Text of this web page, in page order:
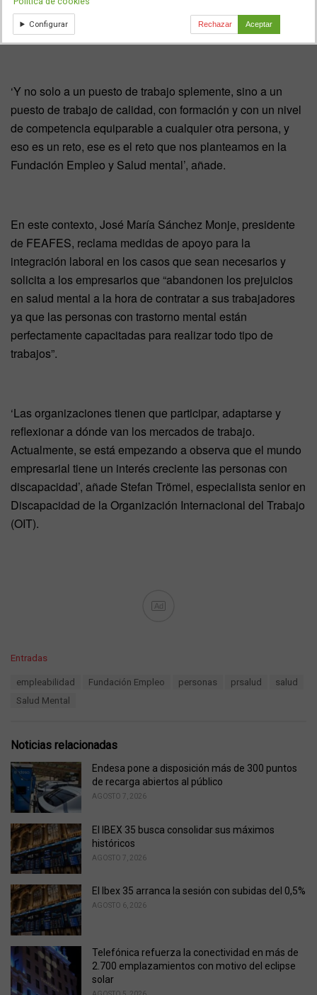
trastorno Mental puedan acceder a un puesto de trabajo’,
explica la Presidenta de la Fundación.
‘Y no solo a un puesto de trabajo splemente, sino a un
puesto de trabajo de calidad, con formación y con un nivel
de competencia equiparable a cualquier otra persona, y
eso es un reto, ese es el reto que nos planteamos en la
Fundación Empleo y Salud mental’, añade.
En este contexto, José María Sánchez Monje, presidente
de FEAFES, reclama medidas de apoyo para la
integración laboral en los casos que sean necesarios y
solicita a los empresarios que “abandonen los prejuicios
en salud mental a la hora de contratar a sus trabajadores
ya que las personas con trastorno mental están
perfectamente capacitadas para realizar todo tipo de
trabajos”.
‘Las organizaciones tienen que participar, adaptarse y
reflexionar a dónde van los mercados de trabajo.
Actualmente, se está empezando a observa que el mundo
empresarial tiene un interés creciente las personas con
discapacidad’, añade Stefan Trömel, especialista senior en
Discapacidad de la Organización Internacional del Trabajo
(OIT).
Ad
C
i
e
s
:
Entradas
empleabilidad Fundación Empleo personas prsalud
salud
Salud Mental
Noticias relacionadas
Endesa pone a disposición más de 300 puntos
de recarga abiertos al público
AGOSTO 7, 2026
El IBEX 35 busca consolidar sus máximos
históricos
AGOSTO 7, 2026
El Ibex 35 arranca la sesión con subidas del 0,5%
AGOSTO 6, 2026
Telefónica refuerza la conectividad en más de
2.700 emplazamientos con motivo del eclipse
solar
Configurar Rechazar Aceptar